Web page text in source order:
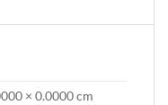
× 0.0000 cm